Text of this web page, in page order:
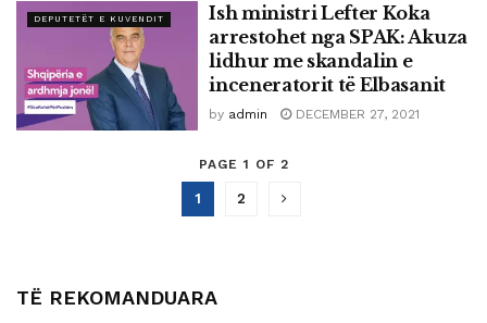
DEPUTETËT E KUVENDIT
Ish ministri Lefter Koka
arrestohet nga SPAK: Akuza
lidhur me skandalin e
inceneratorit të Elbasanit
by admin DECEMBER 27, 2021
PAGE 1 OF 2
1 2
TË REKOMANDUARA